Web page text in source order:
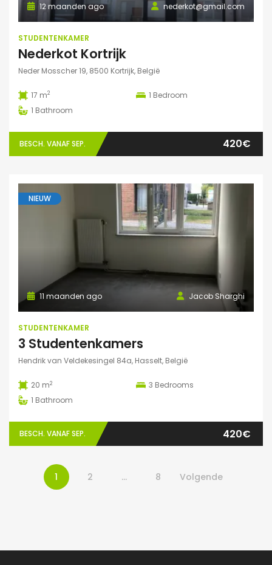
nederkot@gmail.com
12 maanden ago
STUDENTENKAMER
Nederkot Kortrijk
Neder Mosscher 19, 8500 Kortrijk, België
17 m2 1 Bedroom
1 Bathroom
BESCH. VANAF SEP. 420€
NIEUW
Jacob Sharghi
11 maanden ago
STUDENTENKAMER
3 Studentenkamers
Hendrik van Veldekesingel 84a, Hasselt, België
20 m2 3 Bedrooms
1 Bathroom
BESCH. VANAF SEP. 420€
1 2 … 8 Volgende